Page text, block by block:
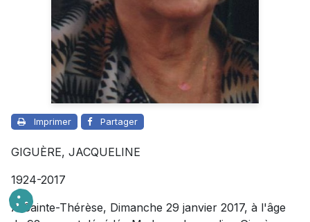
Imprimer Partager
GIGUÈRE, JACQUELINE
1924-2017
À Sainte-Thérèse, Dimanche 29 janvier 2017, à l'âge